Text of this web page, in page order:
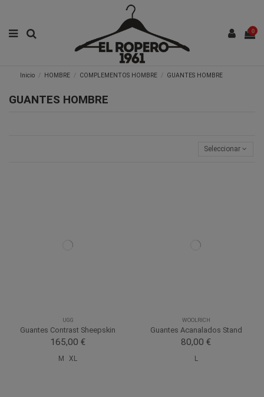
0
Inicio HOMBRE COMPLEMENTOS HOMBRE GUANTES HOMBRE
GUANTES HOMBRE
Seleccionar
UGG
Guantes Contrast Sheepskin
165,00 €
M XL
WOOLRICH
Guantes Acanalados Stand
80,00 €
L